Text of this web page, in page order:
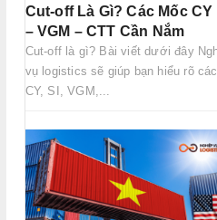
Cut-off Là Gì? Các Mốc CY
– VGM – CTT Cần Nắm
Cut-off là gì? Bài viết dưới đây
vụ logistics sẽ giúp bạn hiểu rõ
CY, SI, VGM,...